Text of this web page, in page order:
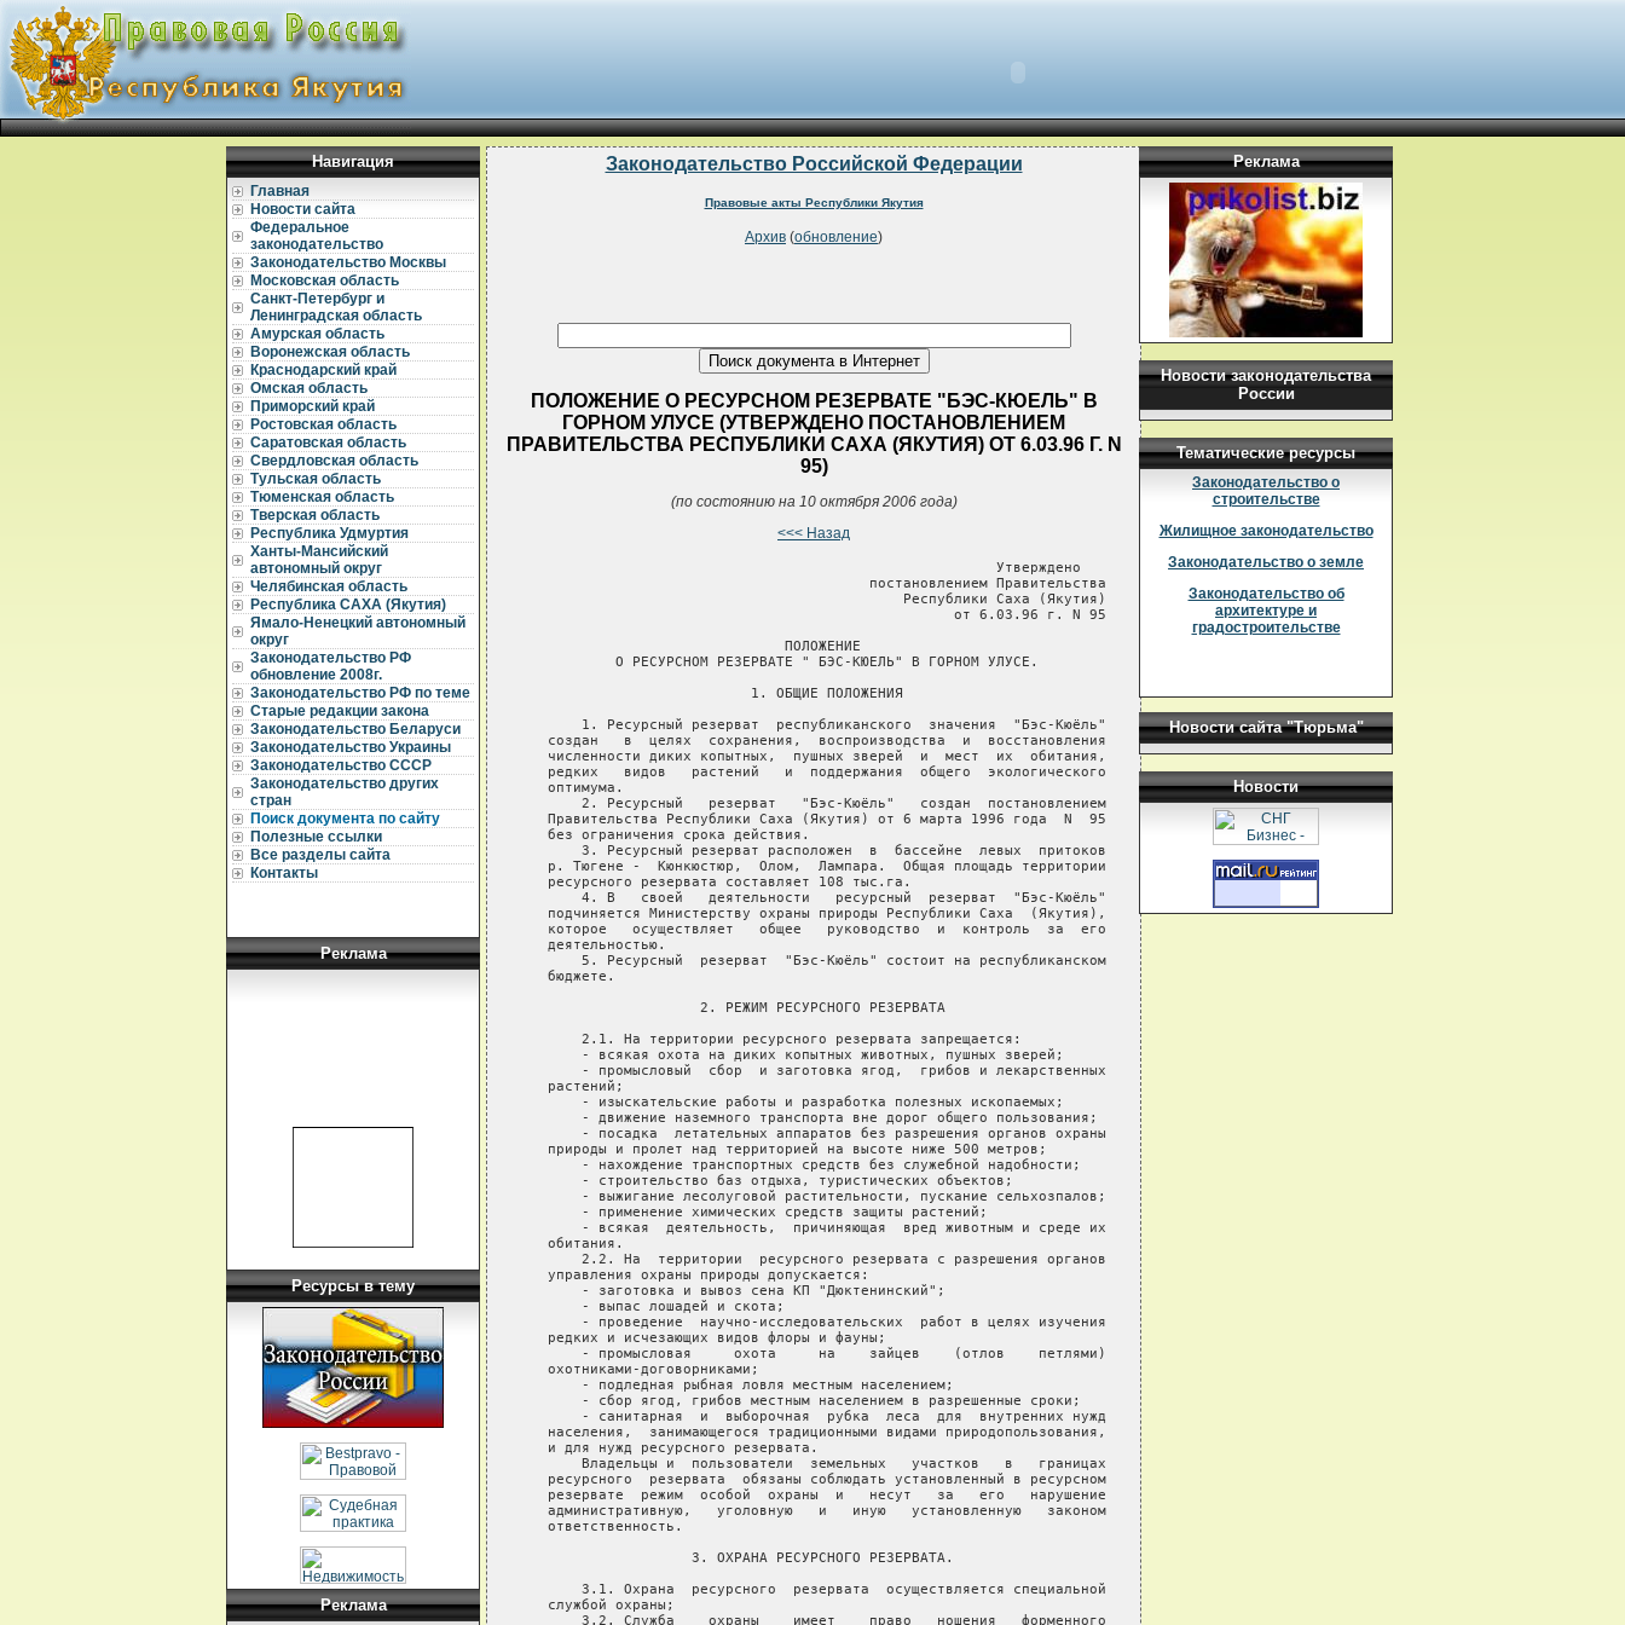
Навигация
Главная
Новости сайта
Федеральное
законодательство
Законодательство Москвы
Московская область
Санкт-Петербург и
Ленинградская область
Амурская область
Воронежская область
Краснодарский край
Омская область
Приморский край
Ростовская область
Саратовская область
Свердловская область
Тульская область
Тюменская область
Тверская область
Республика Удмуртия
Ханты-Мансийский
автономный округ
Челябинская область
Республика САХА (Якутия)
Ямало-Ненецкий автономный
округ
Законодательство РФ
обновление 2008г.
Законодательство РФ по теме
Старые редакции закона
Законодательство Беларуси
Законодательство Украины
Законодательство СССР
Законодательство других
стран
Поиск документа по сайту
Полезные ссылки
Все разделы сайта
Контакты
Реклама
Ресурсы в тему
Реклама
Законодательство Российской Федерации
Правовые акты Республики Якутия
Архив (обновление)
ПОЛОЖЕНИЕ О РЕСУРСНОМ РЕЗЕРВАТЕ "БЭС-КЮЕЛЬ" В
ГОРНОМ УЛУСЕ (УТВЕРЖДЕНО ПОСТАНОВЛЕНИЕМ
ПРАВИТЕЛЬСТВА РЕСПУБЛИКИ САХА (ЯКУТИЯ) ОТ 6.03.96 Г. N
95)
(по состоянию на 10 октября 2006 года)
<<< Назад
                                                        Утверждено
                                         постановлением Правительства
                                             Республики Саха (Якутия)
                                                   от 6.03.96 г. N 95
                               ПОЛОЖЕНИЕ
           О РЕСУРСНОМ РЕЗЕРВАТЕ " БЭС-КЮЕЛЬ" В ГОРНОМ УЛУСЕ.
                           1. ОБЩИЕ ПОЛОЖЕНИЯ
       1. Ресурсный резерват  республиканского  значения  "Бэс-Кюёль"
   создан   в  целях  сохранения,  воспроизводства  и  восстановления
   численности диких копытных,  пушных зверей  и  мест  их  обитания,
   редких   видов   растений   и  поддержания  общего  экологического
   оптимума.
       2. Ресурсный   резерват   "Бэс-Кюёль"   создан  постановлением
   Правительства Республики Саха (Якутия) от 6 марта 1996 года  N  95
   без ограничения срока действия.
       3. Ресурсный резерват расположен  в  бассейне  левых  притоков
   р. Тюгене -  Кюнкюстюр,  Олом,  Лампара.  Общая площадь территории
   ресурсного резервата составляет 108 тыс.га.
       4. В   своей   деятельности   ресурсный  резерват  "Бэс-Кюёль"
   подчиняется Министерству охраны природы Республики Саха  (Якутия),
   которое   осуществляет   общее   руководство  и  контроль  за  его
   деятельностью.
       5. Ресурсный  резерват  "Бэс-Кюёль" состоит на республиканском
   бюджете.
                     2. РЕЖИМ РЕСУРСНОГО РЕЗЕРВАТА
       2.1. На территории ресурсного резервата запрещается:
       - всякая охота на диких копытных животных, пушных зверей;
       - промысловый  сбор  и заготовка ягод,  грибов и лекарственных
   растений;
       - изыскательские работы и разработка полезных ископаемых;
       - движение наземного транспорта вне дорог общего пользования;
       - посадка  летательных аппаратов без разрешения органов охраны
   природы и пролет над территорией на высоте ниже 500 метров;
       - нахождение транспортных средств без служебной надобности;
       - строительство баз отдыха, туристических объектов;
       - выжигание лесолуговой растительности, пускание сельхозпалов;
       - применение химических средств защиты растений;
       - всякая  деятельность,  причиняющая  вред животным и среде их
   обитания.
       2.2. На  территории  ресурсного резервата с разрешения органов
   управления охраны природы допускается:
       - заготовка и вывоз сена КП "Дюктенинский";
       - выпас лошадей и скота;
       - проведение  научно-исследовательских  работ в целях изучения
   редких и исчезающих видов флоры и фауны;
       - промысловая     охота     на    зайцев    (отлов    петлями)
   охотниками-договорниками;
       - подледная рыбная ловля местным населением;
       - сбор ягод, грибов местным населением в разрешенные сроки;
       - санитарная  и  выборочная  рубка  леса  для  внутренних нужд
   населения,  занимающегося традиционными видами природопользования,
   и для нужд ресурсного резервата.
       Владельцы и  пользователи  земельных   участков   в   границах
   ресурсного  резервата  обязаны соблюдать установленный в ресурсном
   резервате  режим  особой  охраны  и   несут   за   его   нарушение
   административную,   уголовную   и   иную   установленную   законом
   ответственность.
                    3. ОХРАНА РЕСУРСНОГО РЕЗЕРВАТА.
       3.1. Охрана  ресурсного  резервата  осуществляется специальной
   службой охраны;
       3.2. Служба    охраны    имеет    право   ношения   форменного
Реклама
Новости законодательства
России
Тематические ресурсы
Законодательство о
строительстве
Жилищное законодательство
Законодательство о земле
Законодательство об
архитектуре и
градостроительстве
Новости сайта "Тюрьма"
Новости